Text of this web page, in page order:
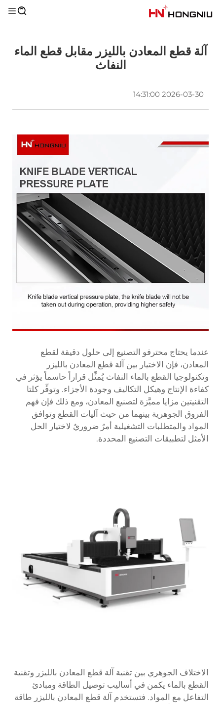
آلة قطع المعادن بالليزر مقابل قطع الماء
النفاث
2026-03-30 14:31:00
عندما يحتاج محترفو التصنيع إلى حلول دقيقة لقطع
المعادن، فإن الاختيار بين آلة قطع المعادن بالليزر
وتكنولوجيا القطع بالماء النفاث يُمثِّل قراراً حاسماً يؤثر في
كفاءة الإنتاج وهيكل التكاليف وجودة الأجزاء. وتوفِّر كلتا
التقنيتين مزايا مميَّزة لتصنيع المعادن، ومع ذلك فإن فهم
الفروق الجوهرية بينهما من حيث آليات القطع وتوافق
المواد والمتطلبات التشغيلية أمرٌ ضروريٌ لاختيار الحل
الأمثل لتطبيقات التصنيع المحددة.
الاختلاف الجوهري بين تقنية آلة قطع المعادن بالليزر وتقنية
القطع بالماء يكمن في أساليب توصيل الطاقة ومبادئ
التفاعل مع المواد. فتستخدم آلة قطع المعادن بالليزر طاقة